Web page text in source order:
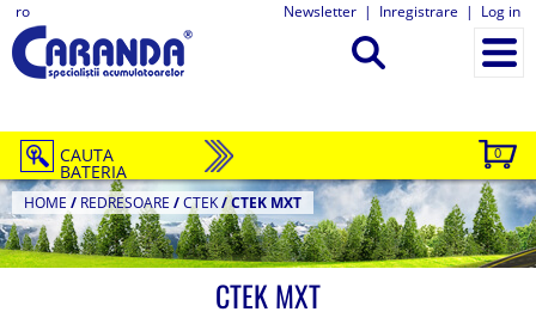
ro Newsletter | Inregistrare | Log in
0
CAUTA
BATERIA
HOME / REDRESOARE /CTEK/CTEK MXT
CTEK MXT